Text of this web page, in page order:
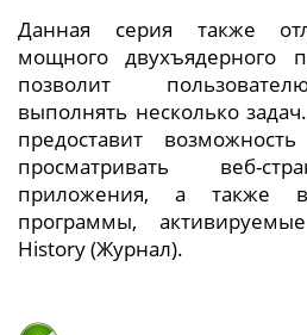
Данная серия также
мощного двухъядерного
позволит
выполнять несколько
предоставит
просматривать веб-
приложения, а также
программы,
History (Журнал).